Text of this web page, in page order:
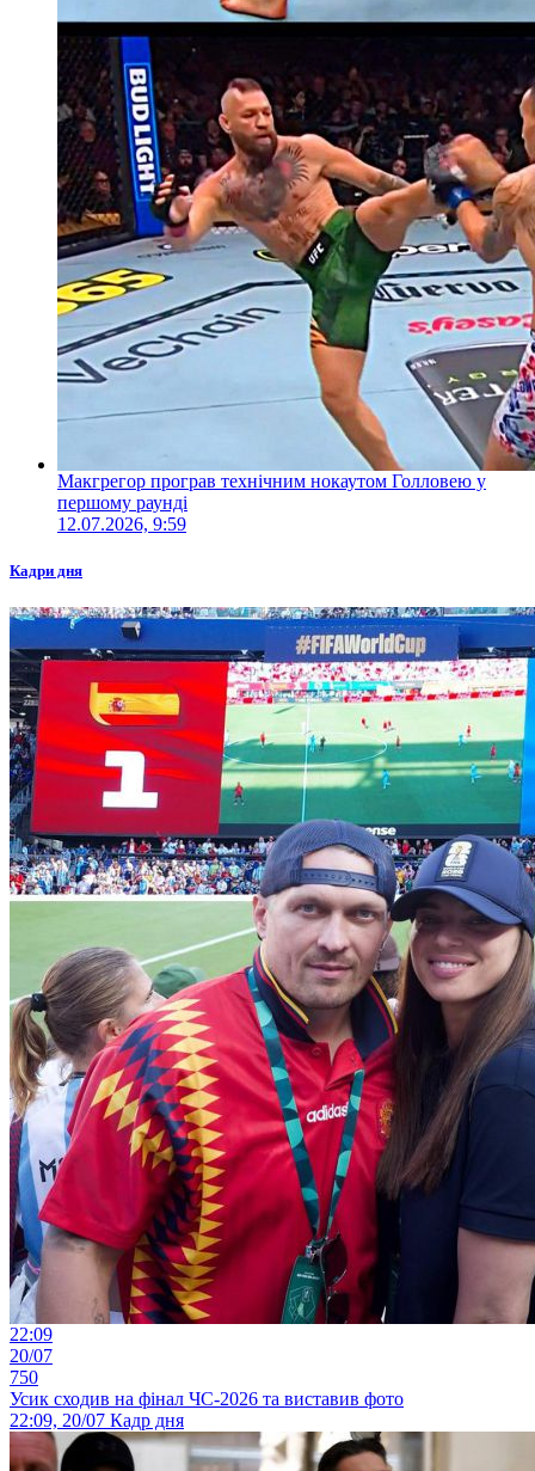
Макгрегор програв технічним нокаутом Голловею у
першому раунді
12.07.2026, 9:59
Кадри дня
22:09
20/07
750
Усик сходив на фінал ЧС-2026 та виставив фото
22:09, 20/07 Кадр дня